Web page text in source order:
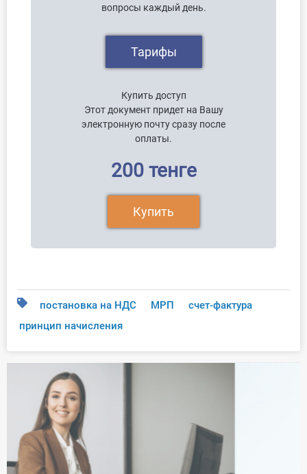
вопросы каждый день.
Тарифы
Купить доступ
Этот документ придет на Вашу
электронную почту сразу после
оплаты.
200 тенге
Купить
постановка на НДС МРП
счет-фактура
принцип начисления